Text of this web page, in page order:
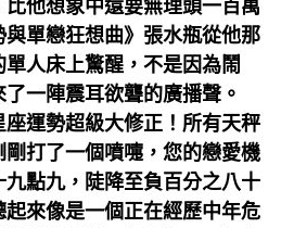
他想象中還要無理頭一百萬
單戀狂想曲》張水瓶從他那
人床上驚醒，不是因為鬧
一陣震耳欲聾的廣播聲。
座運勢超級大修正！所有天秤
打了一個噴嚏，您的戀愛機
點九，陡降至負百分之八十
來像是一個正在經歷中年危